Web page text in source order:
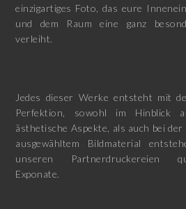
einzigartiges Foto, das eure
und dem Raum eine ganz
verleiht.
Jedes dieser Werke entsteht mit
Perfektion, sowohl im Hinblick
ästhetische Aspekte, als auch bei
ausgewähltem Bildmaterial
unseren Partnerdruckereien
Exponate.